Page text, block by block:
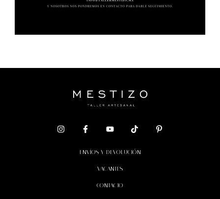
ENVÍOS Y DEVOLUCIÓN
VACANTES
CONTACTO